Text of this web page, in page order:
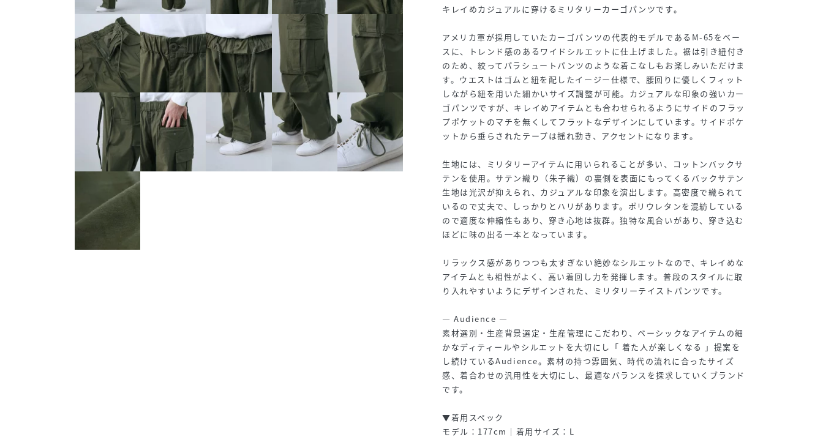
キレイめカジュアルに穿けるミリタリーカーゴパンツです。
アメリカ軍が採用していたカーゴパンツの代表的モデルであるM-65をベー
スに、トレンド感のあるワイドシルエットに仕上げました。裾は引き紐付き
のため、絞ってパラシュートパンツのような着こなしもお楽しみいただけま
す。ウエストはゴムと紐を配したイージー仕様で、腰回りに優しくフィット
しながら紐を用いた細かいサイズ調整が可能。カジュアルな印象の強いカー
ゴパンツですが、キレイめアイテムとも合わせられるようにサイドのフラッ
プポケットのマチを無くしてフラットなデザインにしています。サイドポケ
ットから垂らされたテープは揺れ動き、アクセントになります。
生地には、ミリタリーアイテムに用いられることが多い、コットンバックサ
テンを使用。サテン織り（朱子織）の裏側を表面にもってくるバックサテン
生地は光沢が抑えられ、カジュアルな印象を演出します。高密度で織られて
いるので丈夫で、しっかりとハリがあります。ポリウレタンを混紡している
ので適度な伸縮性もあり、穿き心地は抜群。独特な風合いがあり、穿き込む
ほどに味の出る一本となっています。
リラックス感がありつつも太すぎない絶妙なシルエットなので、キレイめな
アイテムとも相性がよく、高い着回し力を発揮します。普段のスタイルに取
り入れやすいようにデザインされた、ミリタリーテイストパンツです。
― Audience ―
素材選別・生産背景選定・生産管理にこだわり、ベーシックなアイテムの細
かなディティールやシルエットを大切にし「 着た人が楽しくなる 」提案を
し続けているAudience。素材の持つ雰囲気、時代の流れに合ったサイズ
感、着合わせの汎用性を大切にし、最適なバランスを探求していくブランド
です。
▼着用スペック
モデル：177cm｜着用サイズ：L